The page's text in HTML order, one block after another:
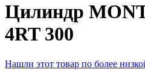
Цилиндр
4RT 300
Нашли этот товар по более